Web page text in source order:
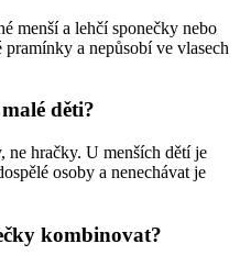
menší a lehčí sponečky nebo
a nepůsobí ve vlasech
děti?
ne hračky. U menších dětí je
osoby a nenechávat je
kombinovat?